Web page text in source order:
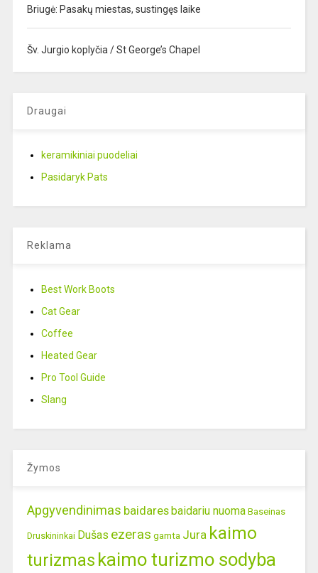
Briugė: Pasakų miestas, sustingęs laike
Šv. Jurgio koplyčia / St George’s Chapel
Draugai
keramikiniai puodeliai
Pasidaryk Pats
Reklama
Best Work Boots
Cat Gear
Coffee
Heated Gear
Pro Tool Guide
Slang
Žymos
Apgyvendinimas baidares baidariu nuoma Baseinas
Druskininkai Dušas ezeras gamta Jura kaimo
turizmas kaimo turizmo sodyba